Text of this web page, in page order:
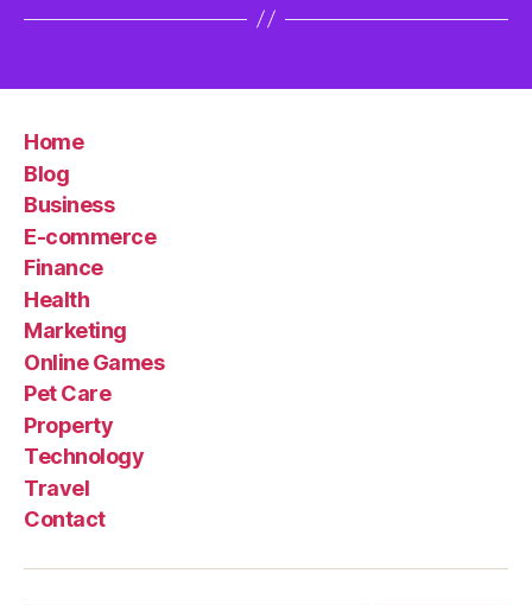
Home
Blog
Business
E-commerce
Finance
Health
Marketing
Online Games
Pet Care
Property
Technology
Travel
Contact